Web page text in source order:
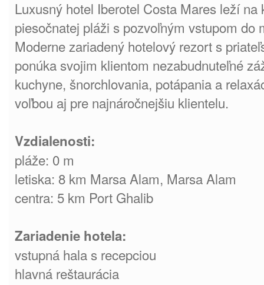
Luxusný hotel Iberotel Costa Mares leží na
piesočnatej pláži s pozvoľným vstupom do
Moderne zariadený hotelový rezort s
ponúka svojim klientom nezabudnuteľné
kuchyne, šnorchlovania, potápania a
voľbou aj pre najnáročnejšiu klientelu.
Vzdialenosti:
pláže: 0 m
letiska: 8 km Marsa Alam, Marsa Alam
centra: 5 km Port Ghalib
Zariadenie hotela:
vstupná hala s recepciou
hlavná reštaurácia